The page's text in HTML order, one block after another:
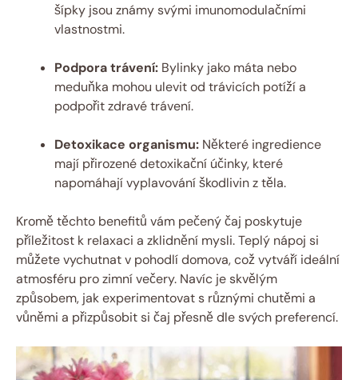
šípky jsou známy svými imunomodulačními
vlastnostmi.
Podpora trávení: Bylinky jako máta nebo
meduňka mohou ulevit od trávicích potíží a
podpořit zdravé trávení.
Detoxikace organismu: Některé ingredience
mají přirozené detoxikační účinky, které
napomáhají vyplavování škodlivin z těla.
Kromě těchto benefitů vám pečený čaj poskytuje
příležitost k relaxaci a zklidnění mysli. Teplý nápoj si
můžete vychutnat v pohodlí domova, což vytváří ideální
atmosféru pro zimní večery. Navíc je skvělým
způsobem, jak experimentovat s různými chutěmi a
vůněmi a přizpůsobit si čaj přesně dle svých preferencí.